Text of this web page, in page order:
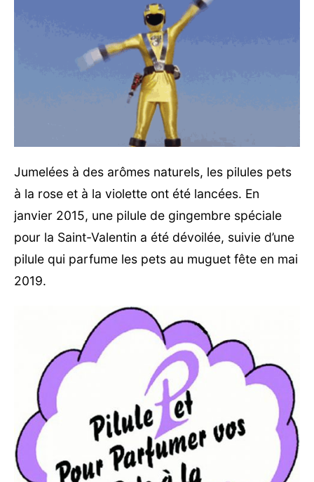
Jumelées à des arômes naturels, les pilules pets
à la rose et à la violette ont été lancées. En
janvier 2015, une pilule de gingembre spéciale
pour la Saint-Valentin a été dévoilée, suivie d’une
pilule qui parfume les pets au muguet fête en mai
2019.